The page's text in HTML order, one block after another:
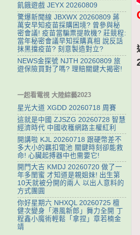
飢餓遊戲 JEYX 20260809
驚爆新聞線 JBXWX 20260809 蔣
萬安早知疫苗採購困境? 曾參與秘
密會議! 疫苗當騙票提款機? 莊競程:
當年秘密會議早知採購真相 說反話
抹黑擋疫苗? 刻意製造對立?
NEWS金探號 NJTH 20260809 旅
遊保險買對了嗎? 理賠關鍵大揭密!
一起看電視 大陸綜藝2023
星光大道 XGDD 20260718 周賽
這就是中國 ZJSZG 20260728 智慧
經濟時代 中國收穫網路主權紅利
開講啦 KJL 20260718 跟硬幣差不
多大小的羈扣電池 關鍵時刻卻能救
命! 心臟起搏器中也需要它!
開門大吉 KMDJ 20260720 做了一
年多閨蜜 才知道是親姐妹! 出生第
10天就被分開的兩人 以出人意料的
方式團圓
你好星期六 NHXQL 20260725 檀
健次變身「港風新郎」舞力全開 丁
程鑫小魔術輕鬆「拿捏」章若楠金
靖